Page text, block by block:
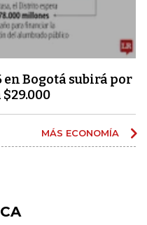
en Bogotá subirá por
MÁS ECONOMÍA